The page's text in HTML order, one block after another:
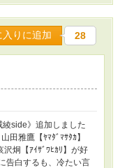
入りに追加 28
side》追加しました
雅鷹【ﾔﾏﾀﾞﾏｻﾀｶ】
炯【ｱｲｻﾞﾜﾋｶﾘ】が好
告白するも、冷たい言